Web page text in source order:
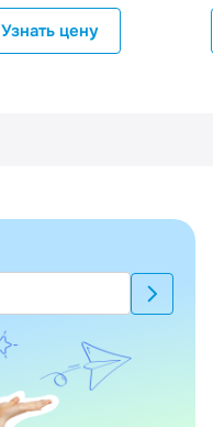
Узнать цену